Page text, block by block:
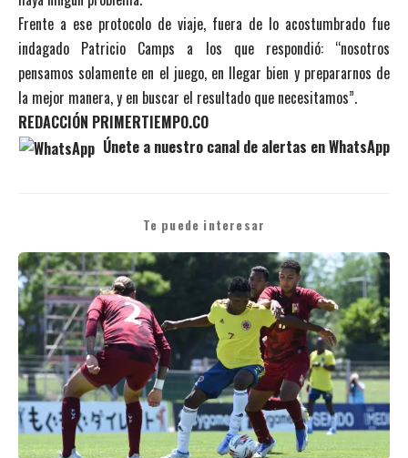
Frente a ese protocolo de viaje, fuera de lo acostumbrado fue
indagado Patricio Camps a los que respondió: “nosotros
pensamos solamente en el juego, en llegar bien y prepararnos de
la mejor manera, y en buscar el resultado que necesitamos”.
REDACCIÓN PRIMERTIEMPO.CO
Únete a nuestro canal de alertas en WhatsApp
Te puede interesar